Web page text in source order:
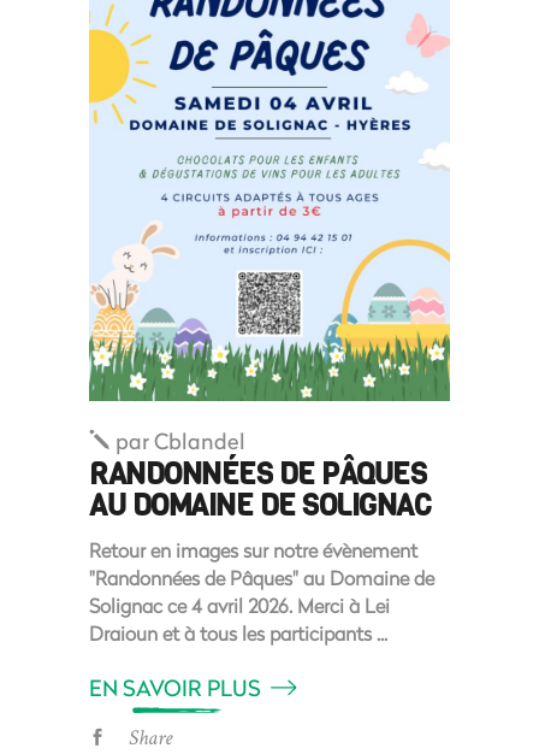
parCblandel
RANDONNÉES DE PÂQUES
AU DOMAINE DE SOLIGNAC
Retour en images sur notre évènement
"Randonnées de Pâques" au Domaine de
Solignac ce 4 avril 2026. Merci à Lei
Draioun et à tous les participants
EN SAVOIR PLUS
Share